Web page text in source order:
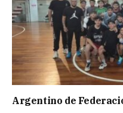
Argentino de